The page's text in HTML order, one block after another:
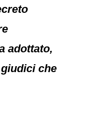
adottato,
che